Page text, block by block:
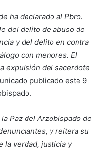
ha declarado al Pbro.
del delito de abuso de
y del delito en contra
con menores. El
expulsión del sacerdote
publicado este 9
Paz del Arzobispado de
y reitera su
la verdad, justicia y